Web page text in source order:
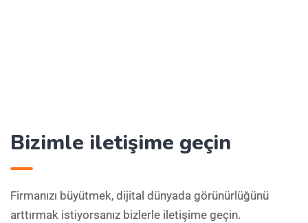
Bizimle iletişime geçin
Firmanızı büyütmek, dijital dünyada görünürlüğünü
arttırmak istiyorsanız bizlerle iletişime geçin.